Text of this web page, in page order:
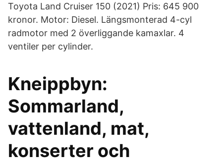
Toyota Land Cruiser 150 (2021) Pris: 645 900
kronor. Motor: Diesel. Längsmonterad 4-cyl
radmotor med 2 överliggande kamaxlar. 4
ventiler per cylinder.
Kneippbyn:
Sommarland,
vattenland, mat,
konserter och